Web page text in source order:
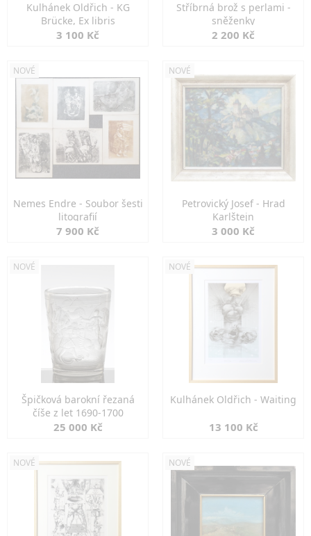
Kulhánek Oldřich - KG
Brücke, Ex libris
3 100 Kč
Stříbrná brož s perlami -
sněženky
2 200 Kč
NOVÉ
Nemes Endre - Soubor šesti
litografií
7 900 Kč
NOVÉ
Petrovický Josef - Hrad
Karlštejn
3 000 Kč
NOVÉ
Špičková barokní řezaná
číše z let 1690-1700
25 000 Kč
NOVÉ
Kulhánek Oldřich - Waiting
13 100 Kč
NOVÉ NOVÉ